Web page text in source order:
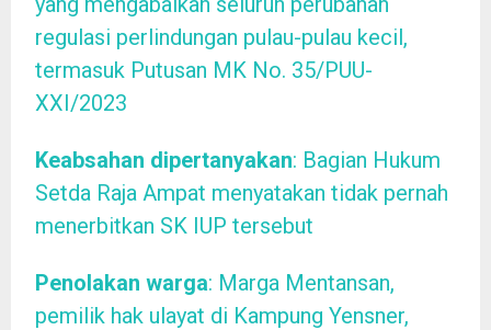
regulasi perlindungan pulau-pulau kecil,
termasuk Putusan MK No. 35/PUU-
XXI/2023
Keabsahan dipertanyakan: Bagian Hukum
Setda Raja Ampat menyatakan tidak pernah
menerbitkan SK IUP tersebut
Penolakan warga: Marga Mentansan,
pemilik hak ulayat di Kampung Yensner,